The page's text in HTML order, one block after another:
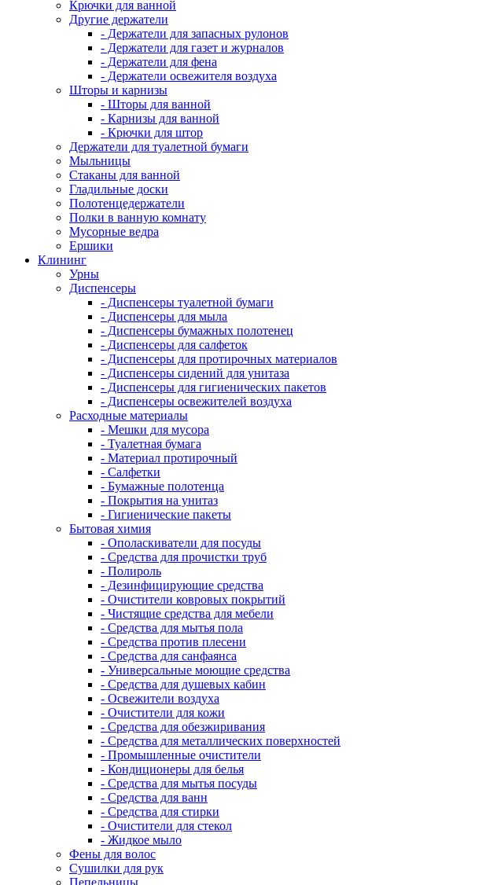
Крючки для ванной
Другие держатели
- Держатели для запасных рулонов
- Держатели для газет и журналов
- Держатели для фена
- Держатели освежителя воздуха
Шторы и карнизы
- Шторы для ванной
- Карнизы для ванной
- Крючки для штор
Держатели для туалетной бумаги
Мыльницы
Стаканы для ванной
Гладильные доски
Полотенцедержатели
Полки в ванную комнату
Мусорные ведра
Ершики
Клининг
Урны
Диспенсеры
- Диспенсеры туалетной бумаги
- Диспенсеры для мыла
- Диспенсеры бумажных полотенец
- Диспенсеры для салфеток
- Диспенсеры для протирочных материалов
- Диспенсеры сидений для унитаза
- Диспенсеры для гигиенических пакетов
- Диспенсеры освежителей воздуха
Расходные материалы
- Мешки для мусора
- Туалетная бумага
- Материал протирочный
- Салфетки
- Бумажные полотенца
- Покрытия на унитаз
- Гигиенические пакеты
Бытовая химия
- Ополаскиватели для посуды
- Средства для прочистки труб
- Полироль
- Дезинфицирующие средства
- Очистители ковровых покрытий
- Чистящие средства для мебели
- Средства для мытья пола
- Средства против плесени
- Средства для санфаянса
- Универсальные моющие средства
- Средства для душевых кабин
- Освежители воздуха
- Очистители для кожи
- Средства для обезжиривания
- Средства для металлических поверхностей
- Промышленные очистители
- Кондиционеры для белья
- Средства для мытья посуды
- Средства для ванн
- Средства для стирки
- Очистители для стекол
- Жидкое мыло
Фены для волос
Сушилки для рук
Пепельницы